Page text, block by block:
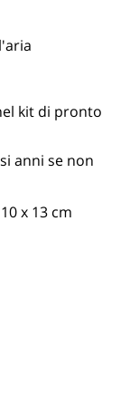
kit di pronto
anni se non
x 13 cm